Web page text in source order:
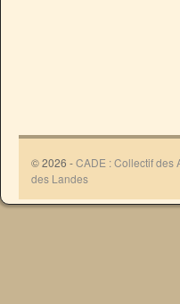
© 2026 -CADE : Collectif des
des Landes